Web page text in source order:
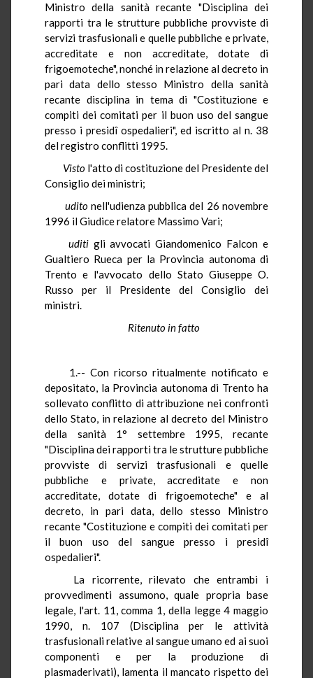
Ministro della sanità recante "Disciplina dei
rapporti tra le strutture pubbliche provviste di
servizi trasfusionali e quelle pubbliche e private,
accreditate e non accreditate, dotate di
frigoemoteche", nonché in relazione al decreto in
pari data dello stesso Ministro della sanità
recante disciplina in tema di "Costituzione e
compiti dei comitati per il buon uso del sangue
presso i presidî ospedalieri", ed iscritto al n. 38
del registro conflitti 1995.
Visto l'atto di costituzione del Presidente del
Consiglio dei ministri;
uditonell'udienza pubblica del 26 novembre
1996 il Giudice relatore Massimo Vari;
uditigli avvocati Giandomenico Falcon e
Gualtiero Rueca per la Provincia autonoma di
Trento e l'avvocato dello Stato Giuseppe O.
Russo per il Presidente del Consiglio dei
ministri.
Ritenuto in fatto
1.-- Con ricorso ritualmente notificato e
depositato, la Provincia autonoma di Trento ha
sollevato conflitto di attribuzione nei confronti
dello Stato, in relazione al decreto del Ministro
della sanità 1° settembre 1995, recante
"Disciplina dei rapporti tra le strutture pubbliche
provviste di servizi trasfusionali e quelle
pubbliche e private, accreditate e non
accreditate, dotate di frigoemoteche" e al
decreto, in pari data, dello stesso Ministro
recante "Costituzione e compiti dei comitati per
il buon uso del sangue presso i presidî
ospedalieri".
La ricorrente, rilevato che entrambi i
provvedimenti assumono, quale propria base
legale, l'art. 11, comma 1, della legge 4 maggio
1990, n. 107 (Disciplina per le attività
trasfusionali relative al sangue umano ed ai suoi
componenti e per la produzione di
plasmaderivati), lamenta il mancato rispetto dei